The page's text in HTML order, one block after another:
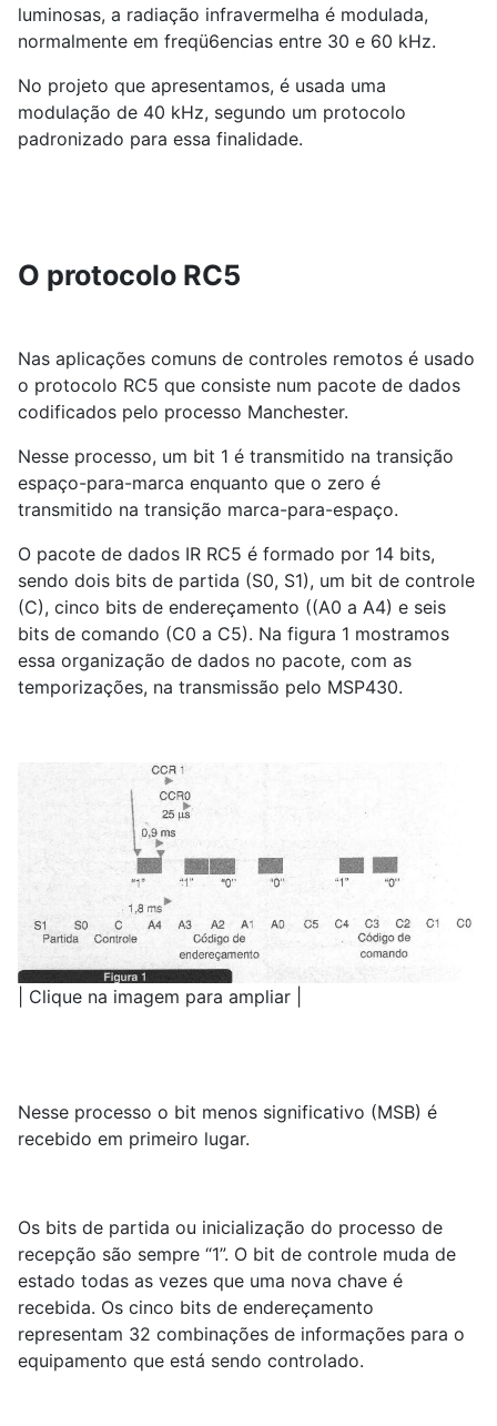
luminosas, a radiação infravermelha é modulada,
normalmente em freqü6encias entre 30 e 60 kHz.
No projeto que apresentamos, é usada uma
modulação de 40 kHz, segundo um protocolo
padronizado para essa finalidade.
O protocolo RC5
Nas aplicações comuns de controles remotos é usado
o protocolo RC5 que consiste num pacote de dados
codificados pelo processo Manchester.
Nesse processo, um bit 1 é transmitido na transição
espaço-para-marca enquanto que o zero é
transmitido na transição marca-para-espaço.
O pacote de dados IR RC5 é formado por 14 bits,
sendo dois bits de partida (S0, S1), um bit de controle
(C), cinco bits de endereçamento ((A0 a A4) e seis
bits de comando (C0 a C5). Na figura 1 mostramos
essa organização de dados no pacote, com as
temporizações, na transmissão pelo MSP430.
| Clique na imagem para ampliar |
Nesse processo o bit menos significativo (MSB) é
recebido em primeiro lugar.
Os bits de partida ou inicialização do processo de
recepção são sempre “1”. O bit de controle muda de
estado todas as vezes que uma nova chave é
recebida. Os cinco bits de endereçamento
representam 32 combinações de informações para o
equipamento que está sendo controlado.